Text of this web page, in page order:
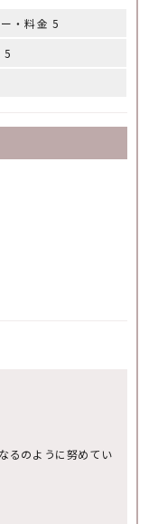
・料金 5
5
るのように努めてい